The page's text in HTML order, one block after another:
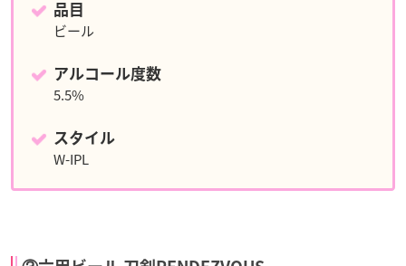
品目
ビール
アルコール度数
5.5%
スタイル
W-IPL